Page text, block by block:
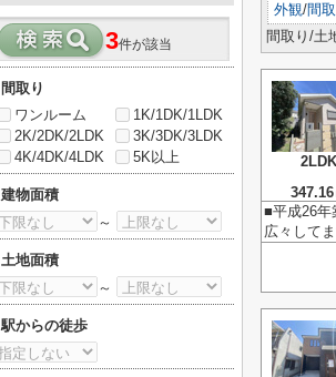
外観/間
間取り/土
2LDK
347.16
■平成26年
広々して
3件が該当
間取り
ワンルーム
1K/1DK/1LDK
2K/2DK/2LDK
3K/3DK/3LDK
4K/4DK/4LDK
5K以上
建物面積
～
土地面積
～
駅からの徒歩